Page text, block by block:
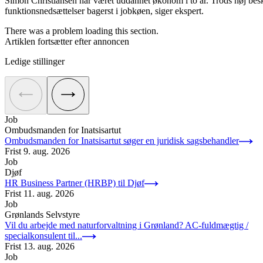
funktionsnedsættelser bagerst i jobkøen, siger ekspert.
There was a problem loading this section.
Artiklen fortsætter efter annoncen
Ledige stillinger
Job
Ombudsmanden for Inatsisartut
Ombudsmanden for Inatsisartut søger en juridisk sagsbehandler
Frist 9. aug. 2026
Job
Djøf
HR Business Partner (HRBP) til Djøf
Frist 11. aug. 2026
Job
Grønlands Selvstyre
Vil du arbejde med naturforvaltning i Grønland? AC-fuldmægtig /
specialkonsulent til...
Frist 13. aug. 2026
Job